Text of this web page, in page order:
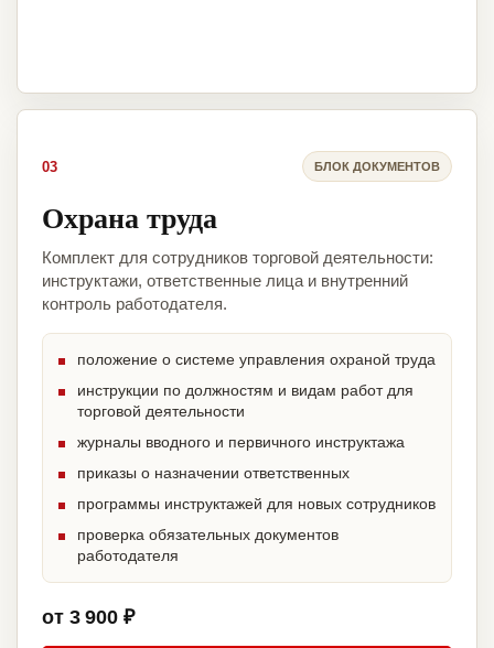
03 БЛОК ДОКУМЕНТОВ
Охрана труда
Комплект для сотрудников торговой деятельности:
инструктажи, ответственные лица и внутренний
контроль работодателя.
положение о системе управления охраной труда
инструкции по должностям и видам работ для
торговой деятельности
журналы вводного и первичного инструктажа
приказы о назначении ответственных
программы инструктажей для новых сотрудников
проверка обязательных документов
работодателя
от 3 900 ₽